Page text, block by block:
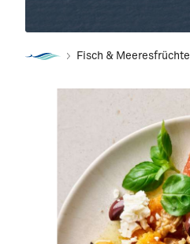
Fisch & Meeresfrüchte